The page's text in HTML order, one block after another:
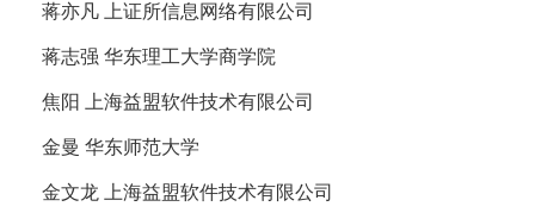
蒋亦凡 上证所信息网络有限公司
蒋志强 华东理工大学商学院
焦阳 上海益盟软件技术有限公司
金曼 华东师范大学
金文龙 上海益盟软件技术有限公司